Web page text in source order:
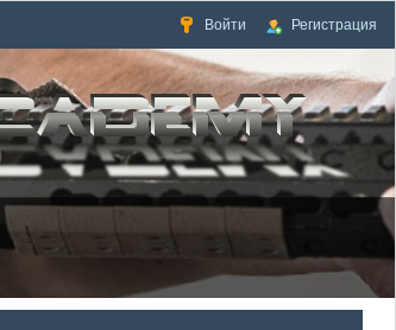
Войти Регистрация